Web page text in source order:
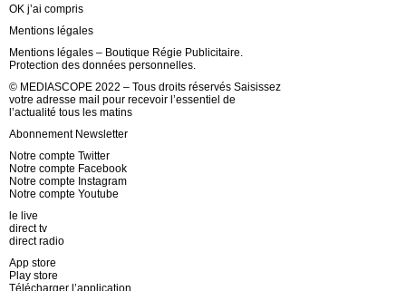
OK j’ai compris
Mentions légales
Mentions légales – Boutique Régie Publicitaire.
Protection des données personnelles.
© MEDIASCOPE 2022 – Tous droits réservés Saisissez
votre adresse mail pour recevoir l’essentiel de
l’actualité tous les matins
Abonnement Newsletter
Notre compte Twitter
Notre compte Facebook
Notre compte Instagram
Notre compte Youtube
le live
direct tv
direct radio
App store
Play store